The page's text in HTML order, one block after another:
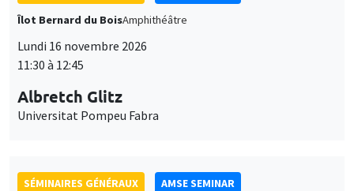
Îlot Bernard du BoisAmphithéâtre
Lundi 16 novembre 2026
11:30 à 12:45
Albretch Glitz
Universitat Pompeu Fabra
SÉMINAIRES GÉNÉRAUX
AMSE SEMINAR